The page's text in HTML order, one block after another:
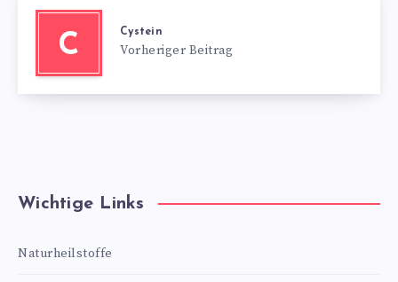
C Cystein
Vorheriger Beitrag
Wichtige Links
Naturheilstoffe